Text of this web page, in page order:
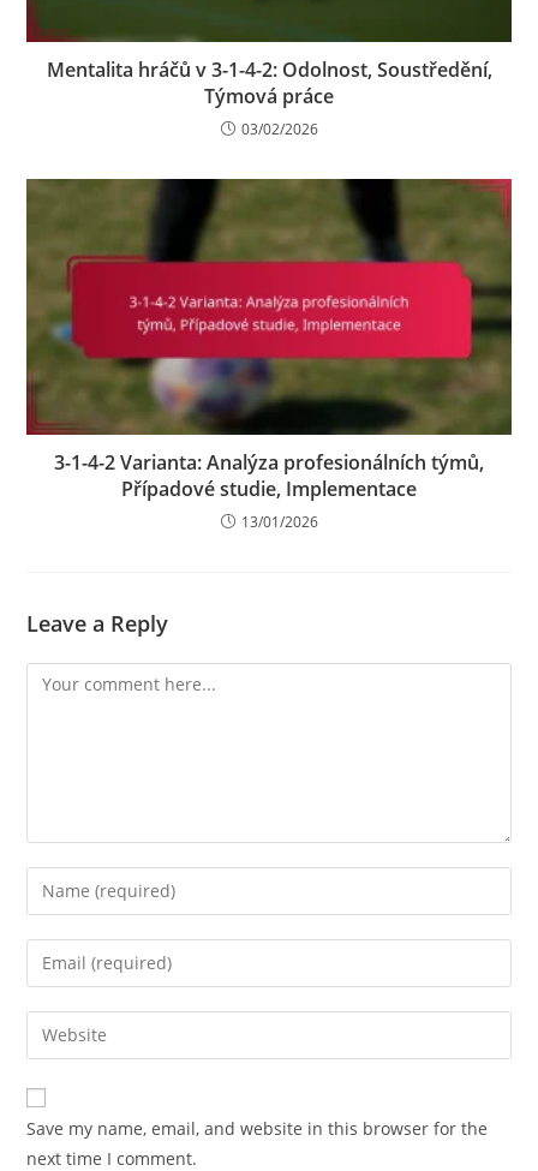
Mentalita hráčů v 3-1-4-2: Odolnost, Soustředění,
Týmová práce
03/02/2026
3-1-4-2 Varianta: Analýza profesionálních týmů,
Případové studie, Implementace
13/01/2026
Leave a Reply
Comment
Enter
your
name
comment
Enter
your
email
address
comment
Enter
your
website
URL
(optional)
Save my name, email, and website in this browser for the
next time I comment.